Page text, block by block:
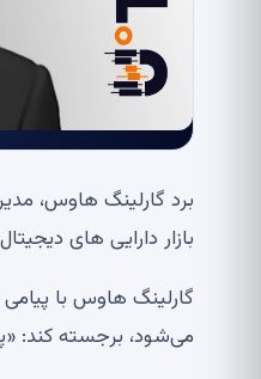
برد گارلینگ هاوس،
بازار دارایی های
گارلینگ هاوس با
می‌شود، برجسته کند: